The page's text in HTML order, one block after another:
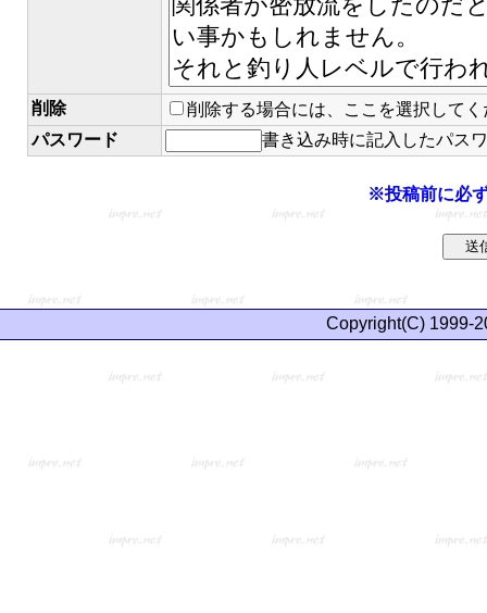
削除
削除する場合には、ここを選択してく
パスワード
書き込み時に記入したパス
※投稿前に必
Copyright(C) 1999-